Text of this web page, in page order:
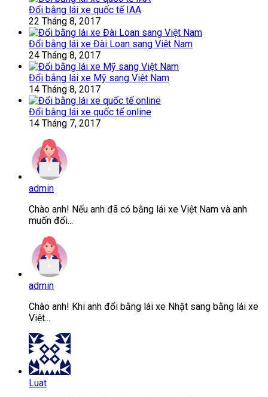
Đổi bằng lái xe quốc tế IAA
22 Tháng 8, 2017
Đổi bằng lái xe Đài Loan sang Việt Nam
24 Tháng 8, 2017
Đổi bằng lái xe Mỹ sang Việt Nam
14 Tháng 8, 2017
Đổi bằng lái xe quốc tế online
14 Tháng 7, 2017
admin
Chào anh! Nếu anh đã có bằng lái xe Việt Nam và anh
muốn đổi...
admin
Chào anh! Khi anh đổi bằng lái xe Nhật sang bằng lái xe
Việt...
Luat